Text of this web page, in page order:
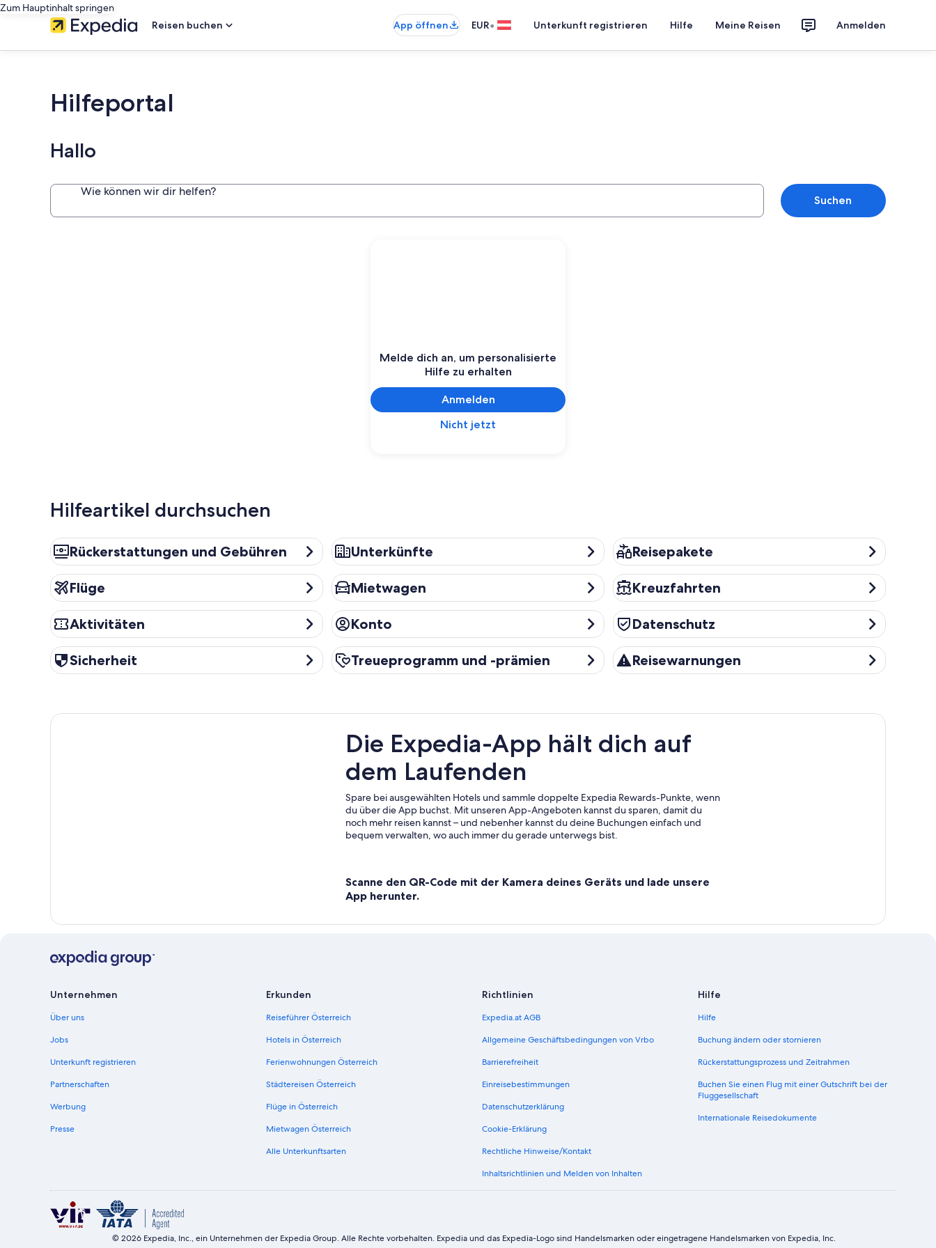
Zum Hauptinhalt springen
Reisen buchen
App öffnen EUR• Unterkunft registrieren Hilfe Meine Reisen Anmelden
Hilfeportal
Hallo
Wie können wir dir helfen?
Suchen
Melde dich an, um personalisierte
Hilfe zu erhalten
Anmelden
Nicht jetzt
Hilfeartikel durchsuchen
Rückerstattungen und Gebühren
Rückerstattungen und Gebühren Unterkünfte
Unterkünfte Reisepakete
Reisepakete
Flüge
Flüge Mietwagen
Mietwagen Kreuzfahrten
Kreuzfahrten
Aktivitäten
Aktivitäten Konto
Konto Datenschutz
Datenschutz
Sicherheit
Sicherheit Treueprogramm und -prämien
Treueprogramm und -prämien Reisewarnungen
Reisewarnungen
Die Expedia-App hält dich auf
dem Laufenden
Spare bei ausgewählten Hotels und sammle doppelte Expedia Rewards-Punkte, wenn
du über die App buchst. Mit unseren App-Angeboten kannst du sparen, damit du
noch mehr reisen kannst – und nebenher kannst du deine Buchungen einfach und
bequem verwalten, wo auch immer du gerade unterwegs bist.
Scanne den QR-Code mit der Kamera deines Geräts und lade unsere
App herunter.
Unternehmen
Über uns
Jobs
Unterkunft registrieren
Partnerschaften
Werbung
Presse
Erkunden
Reiseführer Österreich
Hotels in Österreich
Ferienwohnungen Österreich
Städtereisen Österreich
Flüge in Österreich
Mietwagen Österreich
Alle Unterkunftsarten
Richtlinien
Expedia.at AGB
Allgemeine Geschäftsbedingungen von Vrbo
Barrierefreiheit
Einreisebestimmungen
Datenschutzerklärung
Cookie-Erklärung
Rechtliche Hinweise/Kontakt
Inhaltsrichtlinien und Melden von Inhalten
Hilfe
Hilfe
Buchung ändern oder stornieren
Rückerstattungsprozess und Zeitrahmen
Buchen Sie einen Flug mit einer Gutschrift bei der
Fluggesellschaft
Internationale Reisedokumente
© 2026 Expedia, Inc., ein Unternehmen der Expedia Group. Alle Rechte vorbehalten. Expedia und das Expedia-Logo sind Handelsmarken oder eingetragene Handelsmarken von Expedia, Inc.